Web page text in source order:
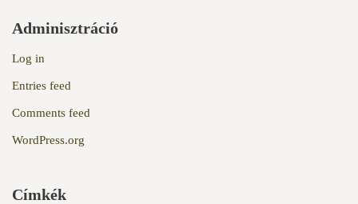
Adminisztráció
Log in
Entries feed
Comments feed
WordPress.org
Címkék